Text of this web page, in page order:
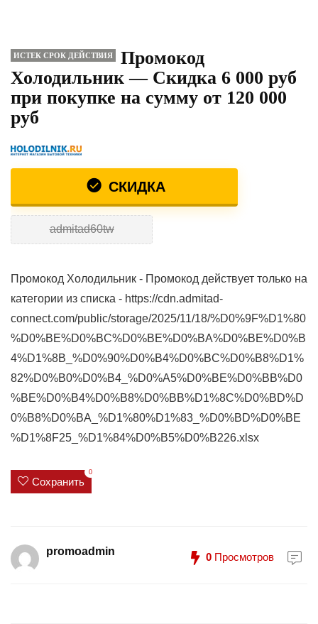
ИСТЕК СРОК ДЕЙСТВИЯ
Промокод
Холодильник — Скидка 6 000 руб
при покупке на сумму от 120 000
руб
СКИДКА
admitad60tw
Промокод Холодильник - Промокод действует только на
категории из списка - https://cdn.admitad-
connect.com/public/storage/2025/11/18/%D0%9F%D1%80
%D0%BE%D0%BC%D0%BE%D0%BA%D0%BE%D0%B
4%D1%8B_%D0%90%D0%B4%D0%BC%D0%B8%D1%
82%D0%B0%D0%B4_%D0%A5%D0%BE%D0%BB%D0
%BE%D0%B4%D0%B8%D0%BB%D1%8C%D0%BD%D
0%B8%D0%BA_%D1%80%D1%83_%D0%BD%D0%BE
%D1%8F25_%D1%84%D0%B5%D0%B226.xlsx
Сохранить
0
promoadmin 0 Просмотров